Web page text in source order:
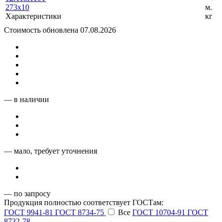
273x10
Характеристики
м.
кг
Стоимость обновлена 07.08.2026
— в наличии
— мало, требует уточнения
— по запросу
Продукция полностью соответствует ГОСТам:
ГОСТ 9941-81 ГОСТ 8734-75 Все ГОСТ 10704-91 ГОСТ